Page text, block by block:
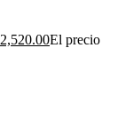
2,520.00El precio